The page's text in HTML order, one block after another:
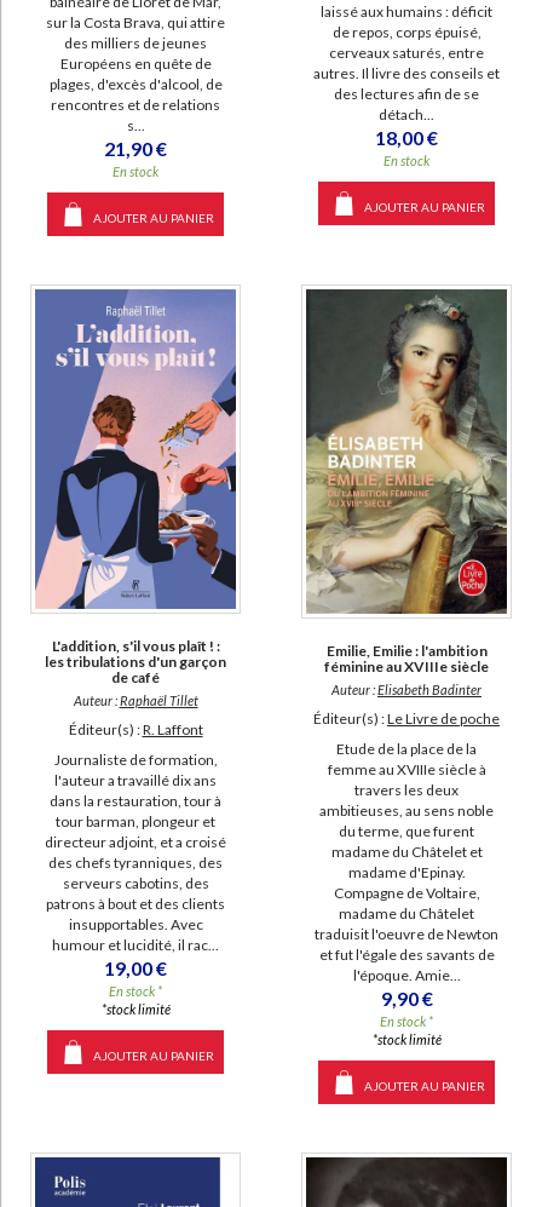
sur la Costa Brava, qui attire
des milliers de jeunes
Européens en quête de
plages, d'excès d'alcool, de
rencontres et de relations
s...
21,90 €
En stock
AJOUTER AU PANIER
laissé aux humains : déficit
de repos, corps épuisé,
cerveaux saturés, entre
autres. Il livre des conseils et
des lectures afin de se
détach...
18,00 €
En stock
AJOUTER AU PANIER
L'addition, s'il vous plaît ! :
les tribulations d'un garçon
de café
Auteur :Raphaël Tillet
Éditeur(s) :R. Laffont
Journaliste de formation,
l'auteur a travaillé dix ans
dans la restauration, tour à
tour barman, plongeur et
directeur adjoint, et a croisé
des chefs tyranniques, des
serveurs cabotins, des
patrons à bout et des clients
insupportables. Avec
humour et lucidité, il rac...
19,00 €
En stock *
*stock limité
AJOUTER AU PANIER
Emilie, Emilie : l'ambition
féminine au XVIIIe siècle
Auteur :Elisabeth Badinter
Éditeur(s) :Le Livre de poche
Etude de la place de la
femme au XVIIIe siècle à
travers les deux
ambitieuses, au sens noble
du terme, que furent
madame du Châtelet et
madame d'Epinay.
Compagne de Voltaire,
madame du Châtelet
traduisit l'oeuvre de Newton
et fut l'égale des savants de
l'époque. Amie...
9,90 €
En stock *
*stock limité
AJOUTER AU PANIER